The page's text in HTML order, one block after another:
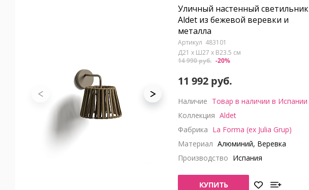
Уличный настенный светильник
Aldet из бежевой веревки и
металла
483101
Д21 x Ш27 x В23.5 см
11 992 руб.
14 990 руб. -20%
Наличие Товар в наличии в Испании
Коллекция Aldet
Фабрика La Forma (ex Julia Grup)
Материал Алюминий, Веревка
Производство Испания
КУПИТЬ